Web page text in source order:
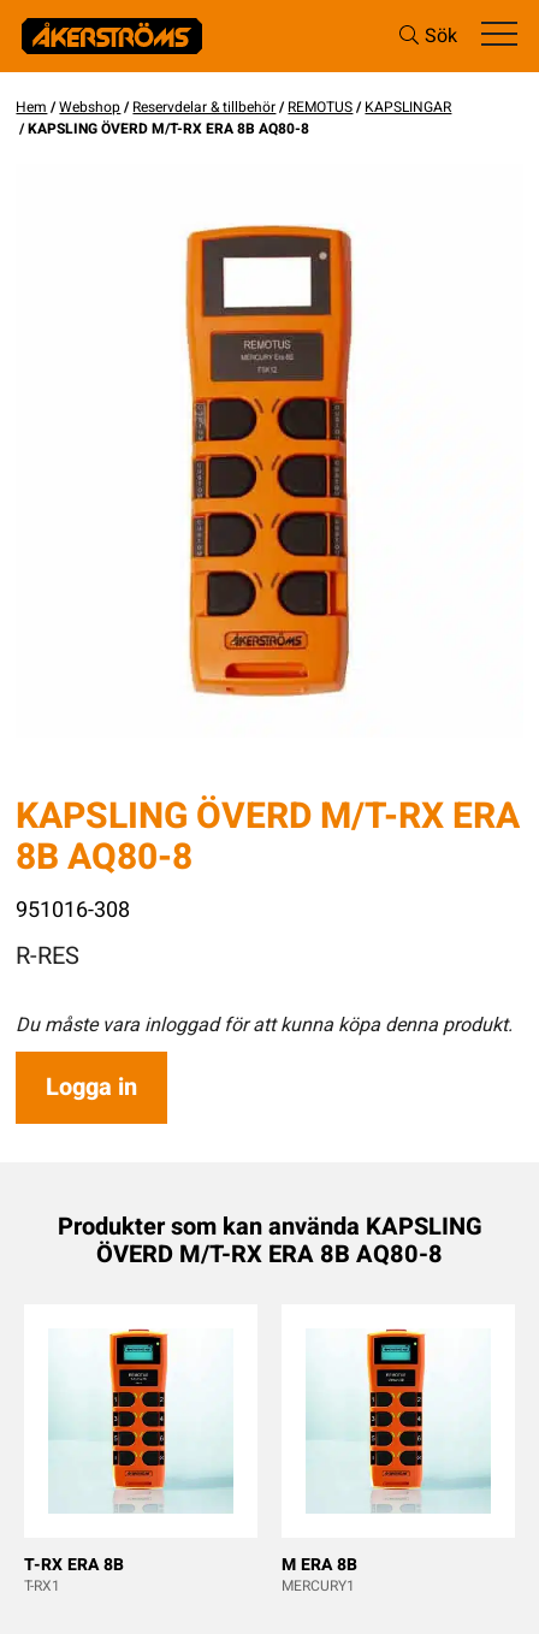
Sök
Hem /Webshop/Reservdelar & tillbehör/REMOTUS/KAPSLINGAR
/ KAPSLING ÖVERD M/T-RX ERA 8B AQ80-8
KAPSLING ÖVERD M/T-RX ERA
8B AQ80-8
951016-308
R-RES
Du måste vara inloggad för att kunna köpa denna produkt.
Logga in
Produkter som kan använda KAPSLING
ÖVERD M/T-RX ERA 8B AQ80-8
T-RX ERA 8B
T-RX1
M ERA 8B
MERCURY1